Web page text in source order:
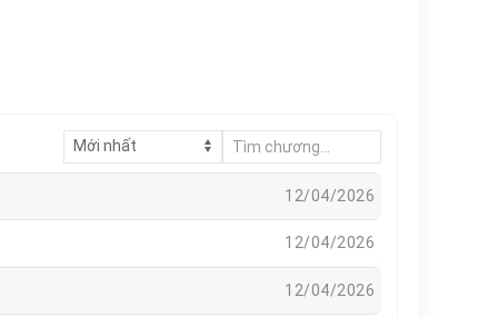
12/04/2026
12/04/2026
12/04/2026